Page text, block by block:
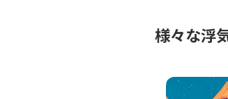
様々な浮